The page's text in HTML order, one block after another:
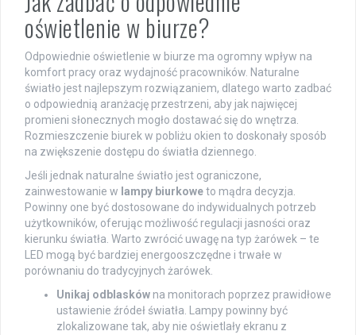
oświetlenie w biurze?
Odpowiednie oświetlenie w biurze ma ogromny wpływ na
komfort pracy oraz wydajność pracowników. Naturalne
światło jest najlepszym rozwiązaniem, dlatego warto zadbać
o odpowiednią aranżację przestrzeni, aby jak najwięcej
promieni słonecznych mogło dostawać się do wnętrza.
Rozmieszczenie biurek w pobliżu okien to doskonały sposób
na zwiększenie dostępu do światła dziennego.
Jeśli jednak naturalne światło jest ograniczone,
zainwestowanie w lampy biurkoweto mądra decyzja.
Powinny one być dostosowane do indywidualnych potrzeb
użytkowników, oferując możliwość regulacji jasności oraz
kierunku światła. Warto zwrócić uwagę na typ żarówek – te
LED mogą być bardziej energooszczędne i trwałe w
porównaniu do tradycyjnych żarówek.
Unikaj odblasków na monitorach poprzez prawidłowe
ustawienie źródeł światła. Lampy powinny być
zlokalizowane tak, aby nie oświetlały ekranu z